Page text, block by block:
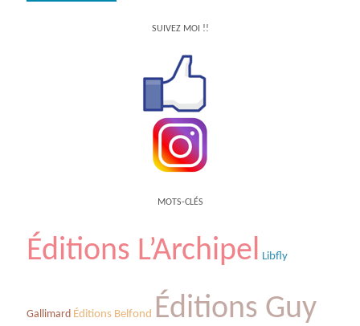
SUIVEZ MOI !!
MOTS-CLÉS
Éditions L’Archipel Libfly
Gallimard Éditions Belfond Éditions Guy